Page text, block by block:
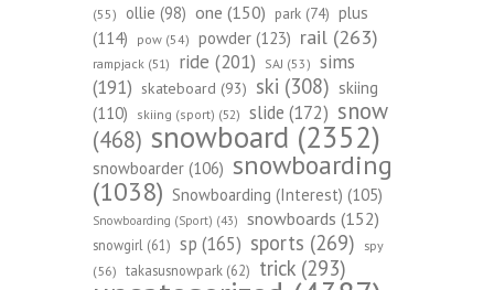
(55)
ollie (98) one (150) park (74) plus
(114)
pow (54) powder (123) rail (263)
rampjack (51) ride (201) SAJ (53) sims
(191) skateboard (93) ski (308) skiing
(110)
skiing (sport) (52) slide (172) snow
(468) snowboard (2352)
snowboarder (106) snowboarding
(1038) Snowboarding (Interest) (105)
Snowboarding (Sport) (43) snowboards (152)
snowgirl (61) sp (165) sports (269)
spy
(56) takasusnowpark (62) trick (293)